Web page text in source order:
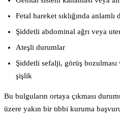
Fetal hareket sıklığında anlamlı
Şiddetli abdominal ağrı veya
Ateşli durumlar
Şiddetli sefalji, görüş
şişlik
Bu bulguların ortaya çıkması
üzere yakın bir tıbbi kuruma